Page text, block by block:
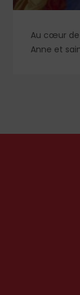
Au cœur de
Anne et
en Orient